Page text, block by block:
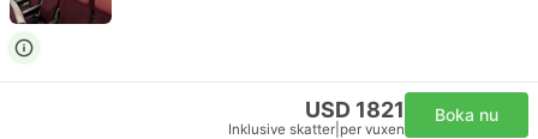
USD 1821
Inklusive skatter per vuxen
Boka nu